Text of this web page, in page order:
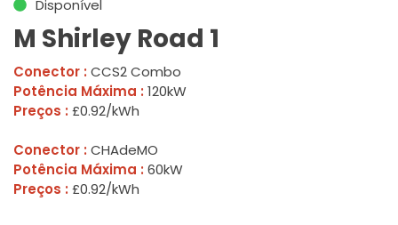
Disponível
M Shirley Road 1
Conector : CCS2 Combo
Potência Máxima : 120kW
Preços : £0.92/kWh
Conector : CHAdeMO
Potência Máxima : 60kW
Preços : £0.92/kWh